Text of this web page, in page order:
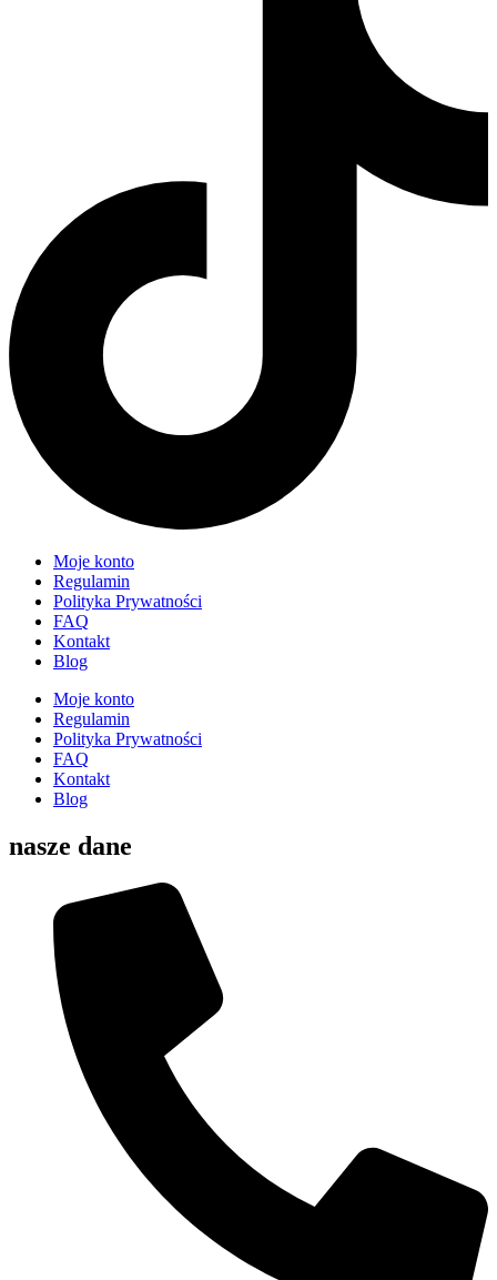
Moje konto
Regulamin
Polityka Prywatności
FAQ
Kontakt
Blog
Moje konto
Regulamin
Polityka Prywatności
FAQ
Kontakt
Blog
nasze dane